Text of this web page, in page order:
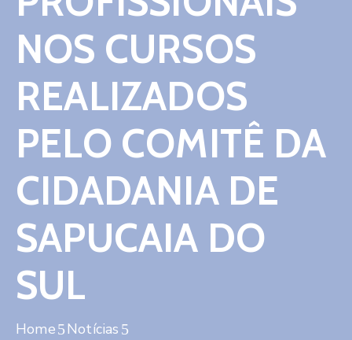
NOS CURSOS
REALIZADOS
PELO COMITÊ DA
CIDADANIA DE
SAPUCAIA DO
SUL
Home
Notícias